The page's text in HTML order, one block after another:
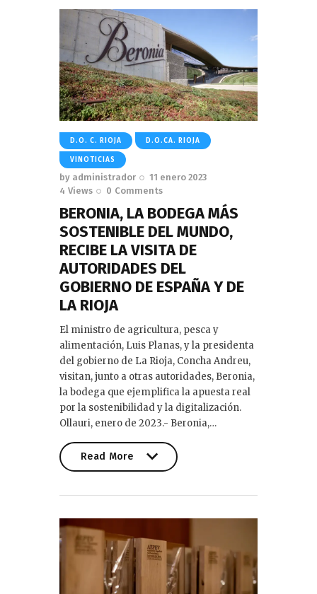
D.O. C. RIOJA D.O.CA. RIOJA
VINOTICIAS
by administrador
11 enero 2023
4 Views 0 Comments
BERONIA, LA BODEGA MÁS
SOSTENIBLE DEL MUNDO,
RECIBE LA VISITA DE
AUTORIDADES DEL
GOBIERNO DE ESPAÑA Y DE
LA RIOJA
El ministro de agricultura, pesca y
alimentación, Luis Planas, y la presidenta
del gobierno de La Rioja, Concha Andreu,
visitan, junto a otras autoridades, Beronia,
la bodega que ejemplifica la apuesta real
por la sostenibilidad y la digitalización.
Ollauri, enero de 2023.- Beronia,…
Read More